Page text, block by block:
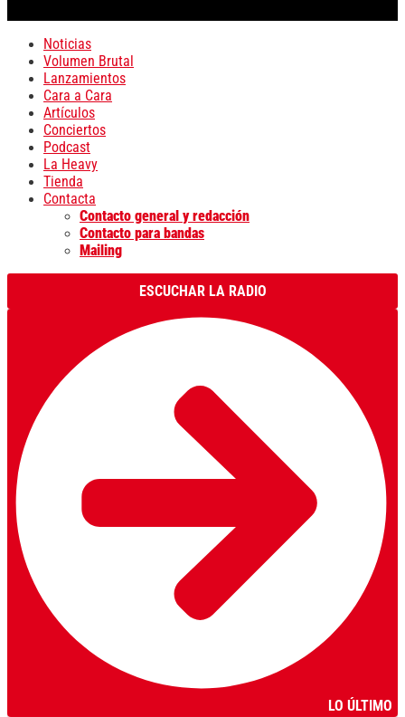
Noticias
Volumen Brutal
Lanzamientos
Cara a Cara
Artículos
Conciertos
Podcast
La Heavy
Tienda
Contacta
Contacto general y redacción
Contacto para bandas
Mailing
ESCUCHAR LA RADIO
LO ÚLTIMO